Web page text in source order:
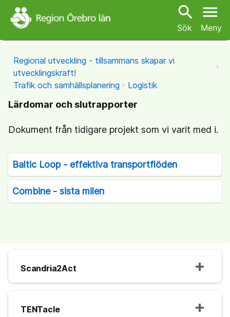
search
Sök
menu
Meny
Regional utveckling - tillsammans skapar vi
utvecklingskraft!
Trafik och samhällsplanering
Logistik
Lärdomar och slutrapporter
Dokument från tidigare projekt som vi varit med i.
Baltic Loop - effektiva transportflöden
Combine - sista milen
Scandria2Act
TENTacle